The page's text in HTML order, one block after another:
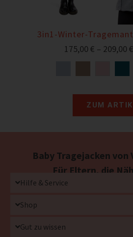
3in1-Winter-
175,00 € – 209,00 €
ZUM
Baby Tragejacken von
Für Eltern, die
Hilfe & Service
Shop
Gut zu wissen